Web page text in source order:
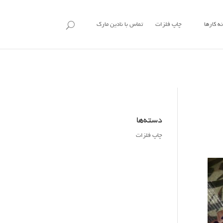
کارها چاپ فلزات تماس با نادین مارک
دسته‌ها
چاپ فلزات